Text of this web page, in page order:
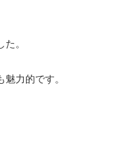
。
力的です。